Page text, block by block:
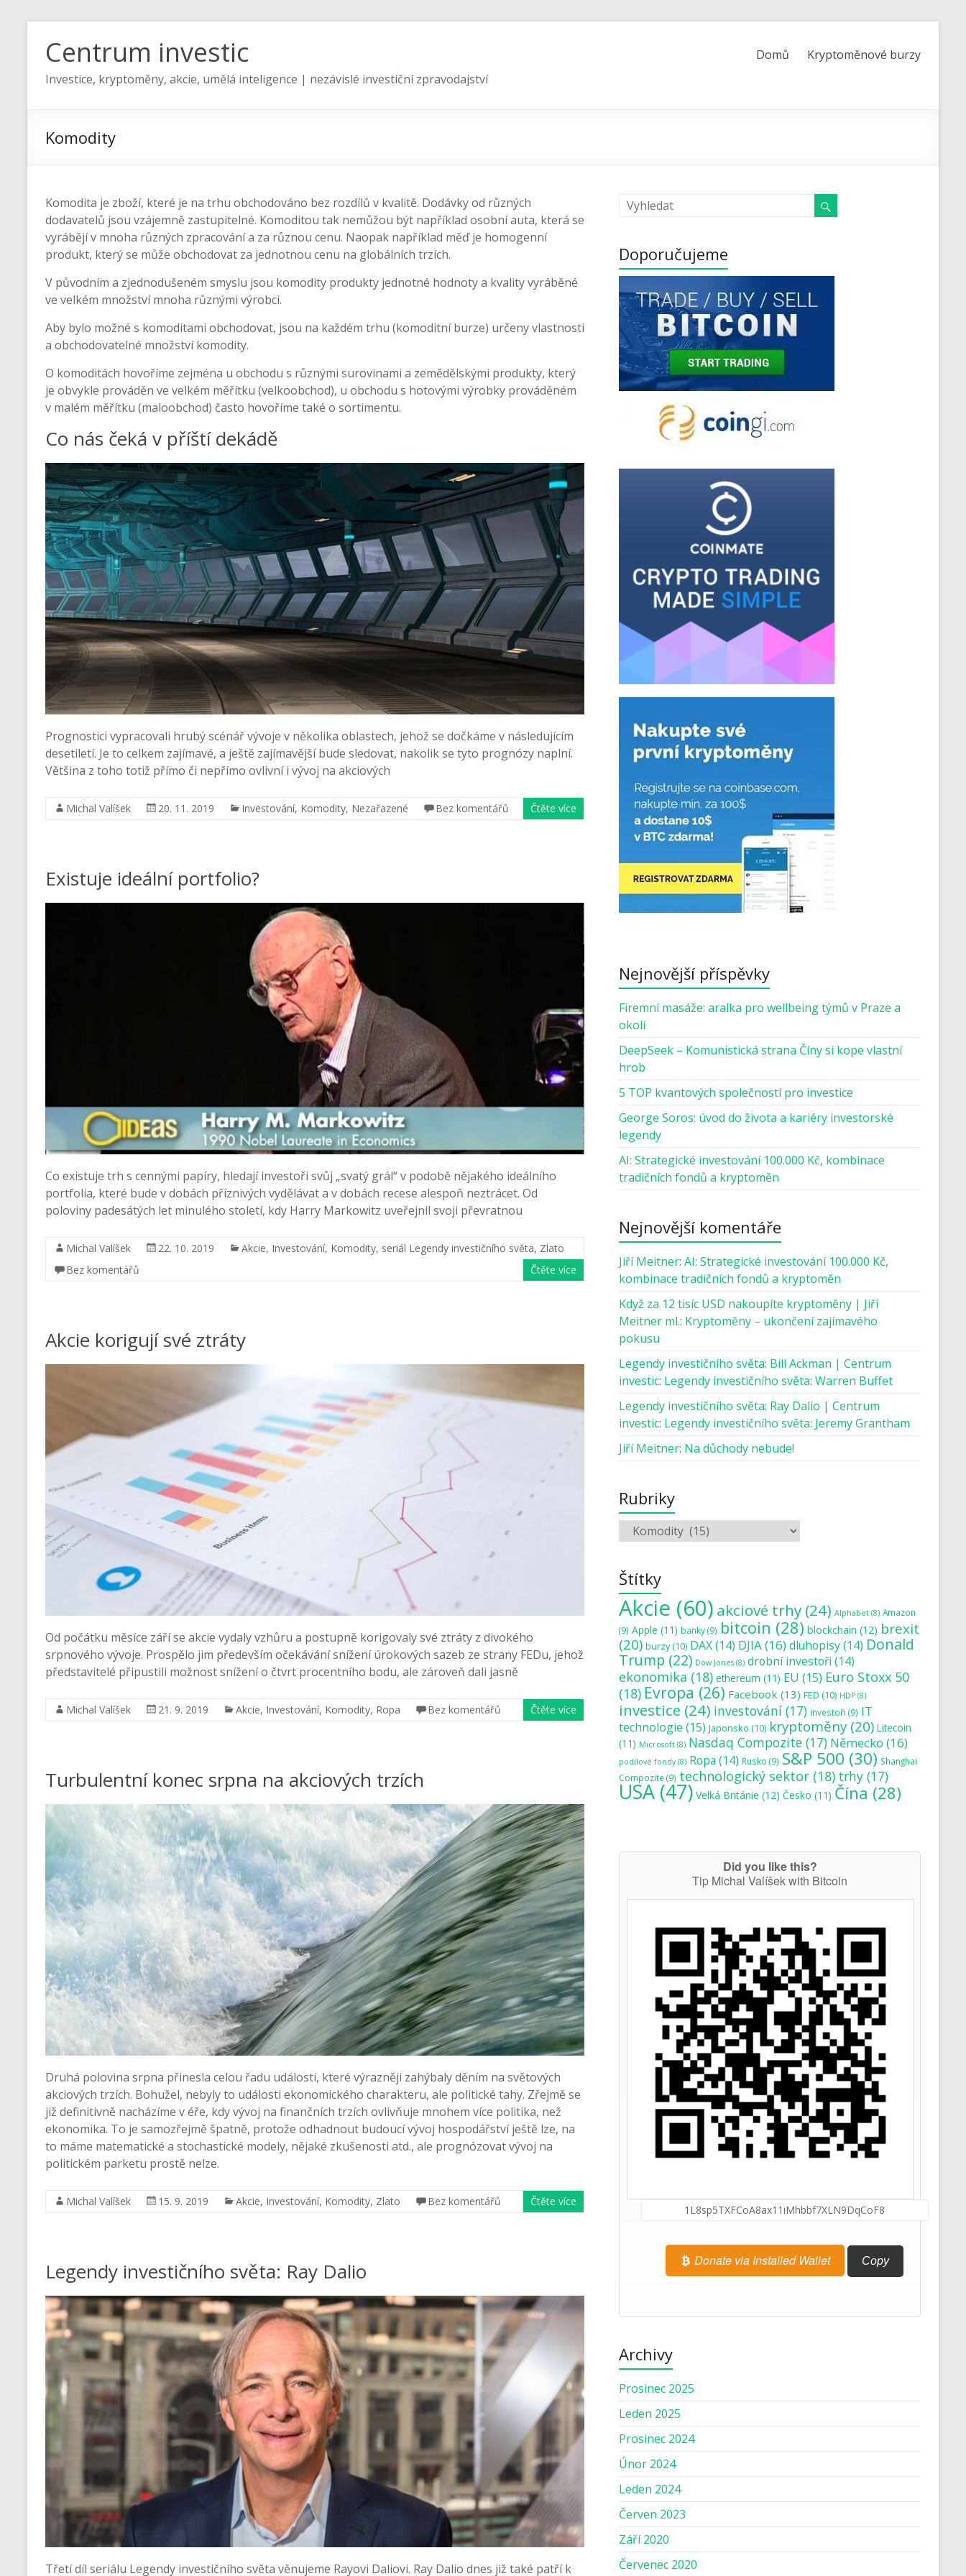
Centrum investic
Investice, kryptoměny, akcie, umělá inteligence | nezávislé investiční zpravodajství
Domů Kryptoměnové burzy
Komodity
Komodita je zboží, které je na trhu obchodováno bez rozdílů v kvalitě. Dodávky od různých
dodavatelů jsou vzájemně zastupitelné. Komoditou tak nemůžou být například osobní auta, která se
vyrábějí v mnoha různých zpracování a za různou cenu. Naopak například měď je homogenní
produkt, který se může obchodovat za jednotnou cenu na globálních trzích.
V původním a zjednodušeném smyslu jsou komodity produkty jednotné hodnoty a kvality vyráběné
ve velkém množství mnoha různými výrobci.
Aby bylo možné s komoditami obchodovat, jsou na každém trhu (komoditní burze) určeny vlastnosti
a obchodovatelné množství komodity.
O komoditách hovoříme zejména u obchodu s různými surovinami a zemědělskými produkty, který
je obvykle prováděn ve velkém měřítku (velkoobchod), u obchodu s hotovými výrobky prováděném
v malém měřítku (maloobchod) často hovoříme také o sortimentu.
Co nás čeká v příští dekádě
Prognostici vypracovali hrubý scénář vývoje v několika oblastech, jehož se dočkáme v následujícím
desetiletí. Je to celkem zajímavé, a ještě zajímavější bude sledovat, nakolik se tyto prognózy naplní.
Většina z toho totiž přímo či nepřímo ovlivní i vývoj na akciových
Michal Valíšek 20. 11. 2019 Investování, Komodity, Nezařazené Bez komentářů Čtěte více
Existuje ideální portfolio?
Co existuje trh s cennými papíry, hledají investoři svůj „svatý grál“ v podobě nějakého ideálního
portfolia, které bude v dobách příznivých vydělávat a v dobách recese alespoň neztrácet. Od
poloviny padesátých let minulého století, kdy Harry Markowitz uveřejnil svoji převratnou
Michal Valíšek 22. 10. 2019 Akcie, Investování, Komodity, seriál Legendy investičního světa, Zlato
Bez komentářů
Čtěte více
Akcie korigují své ztráty
Od počátku měsíce září se akcie vydaly vzhůru a postupně korigovaly své ztráty z divokého
srpnového vývoje. Prospělo jim především očekávání snížení úrokových sazeb ze strany FEDu, jehož
představitelé připustili možnost snížení o čtvrt procentního bodu, ale zároveň dali jasně
Michal Valíšek 21. 9. 2019 Akcie, Investování, Komodity, Ropa Bez komentářů Čtěte více
Turbulentní konec srpna na akciových trzích
Druhá polovina srpna přinesla celou řadu událostí, které výrazněji zahýbaly děním na světových
akciových trzích. Bohužel, nebyly to události ekonomického charakteru, ale politické tahy. Zřejmě se
již definitivně nacházíme v éře, kdy vývoj na finančních trzích ovlivňuje mnohem více politika, než
ekonomika. To je samozřejmě špatně, protože odhadnout budoucí vývoj hospodářství ještě lze, na
to máme matematické a stochastické modely, nějaké zkušenosti atd., ale prognózovat vývoj na
politickém parketu prostě nelze.
Michal Valíšek 15. 9. 2019 Akcie, Investování, Komodity, Zlato Bez komentářů Čtěte více
Legendy investičního světa: Ray Dalio
Třetí díl seriálu Legendy investičního světa věnujeme Rayovi Daliovi. Ray Dalio dnes již také patří k
Doporučujeme
Nejnovější příspěvky
Firemní masáže: aralka pro wellbeing týmů v Praze a
okolí
DeepSeek – Komunistická strana Číny si kope vlastní
hrob
5 TOP kvantových společností pro investice
George Soros: úvod do života a kariéry investorské
legendy
AI: Strategické investování 100.000 Kč, kombinace
tradičních fondů a kryptoměn
Nejnovější komentáře
Jiří Meitner: AI: Strategické investování 100.000 Kč,
kombinace tradičních fondů a kryptoměn
Když za 12 tisíc USD nakoupíte kryptoměny | Jiří
Meitner ml.: Kryptoměny – ukončení zajímavého
pokusu
Legendy investičního světa: Bill Ackman | Centrum
investic: Legendy investičního světa: Warren Buffet
Legendy investičního světa: Ray Dalio | Centrum
investic: Legendy investičního světa: Jeremy Grantham
Jiří Meitner: Na důchody nebude!
Rubriky
Štítky
Akcie (60) akciové trhy (24) Alphabet (8) Amazon
(9) Apple (11) banky(9) bitcoin (28) blockchain (12) brexit
(20) burzy(10) DAX(14) DJIA(16)dluhopisy(14) Donald
Trump (22) Dow Jones (8) drobní investoři (14)
ekonomika (18) ethereum (11) EU (15) Euro Stoxx 50
(18) Evropa (26) Facebook (13) FED (10) HDP (8)
investice (24) investování (17) investoři (9) IT
technologie (15) Japonsko (10) kryptoměny(20) Litecoin
(11) Microsoft (8) Nasdaq Compozite (17) Německo (16)
podílové fondy(8) Ropa (14) Rusko (9) S&P 500 (30) Shanghai
Compozite (9) technologický sektor (18) trhy (17)
USA (47) Velká Británie (12) Česko (11) Čína (28)
Did you like this?
Tip Michal Valíšek with Bitcoin
Donate via Installed Wallet Copy
Archivy
Prosinec 2025
Leden 2025
Prosinec 2024
Únor 2024
Leden 2024
Červen 2023
Září 2020
Červenec 2020